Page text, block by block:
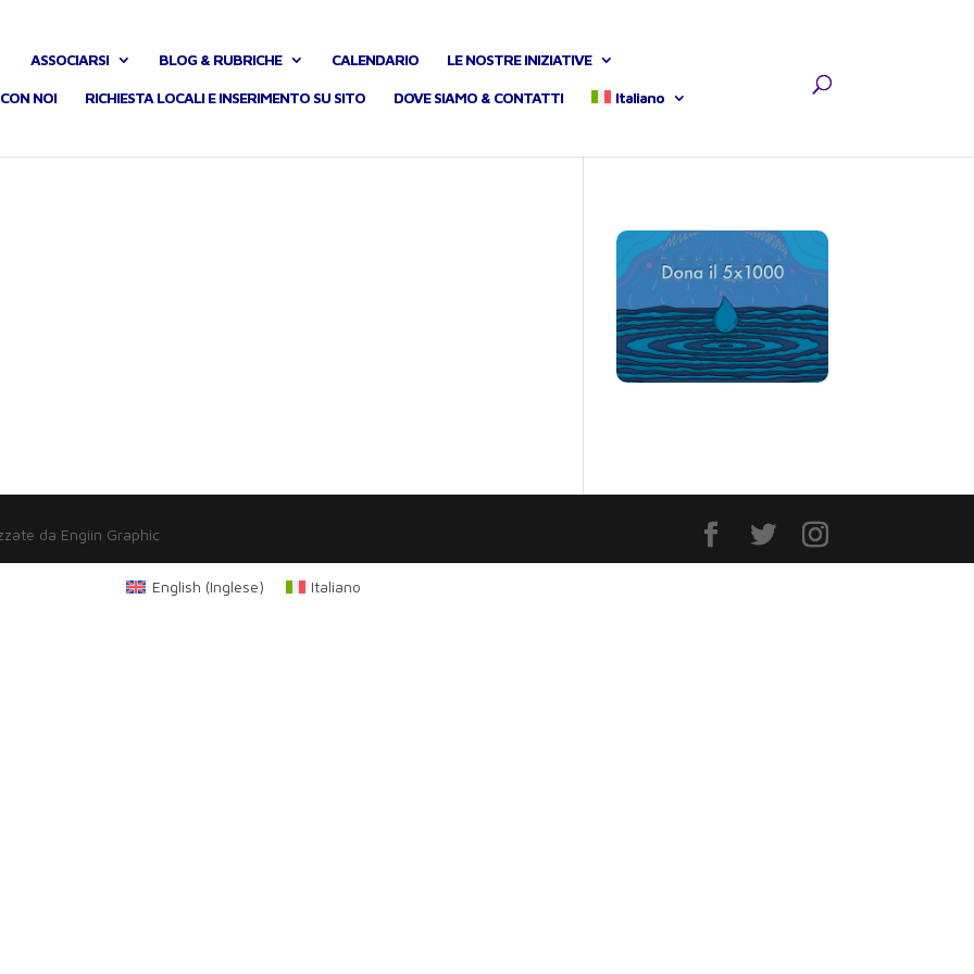
ASSOCIARSI BLOG & RUBRICHE CALENDARIO LE NOSTRE INIZIATIVE
NOI RICHIESTA LOCALI E INSERIMENTO SU SITO DOVE SIAMO & CONTATTI Italiano
da Engiin Graphic
English (Inglese) Italiano